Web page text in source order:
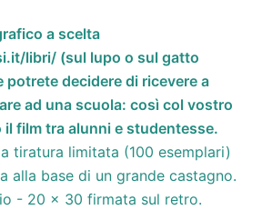
a scelta
libri/ (sul lupo o sul gatto
potrete decidere di ricevere a
ad una scuola: così col vostro
film tra alunni e studentesse.
tiratura limitata (100 esemplari)
alla base di un grande castagno.
- 20 x 30 firmata sul retro.